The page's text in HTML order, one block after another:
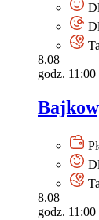
8.08
godz. 11:00
8.08
godz.